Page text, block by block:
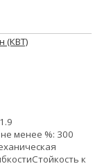
(КВТ)
менее %: 300
Стойкость к